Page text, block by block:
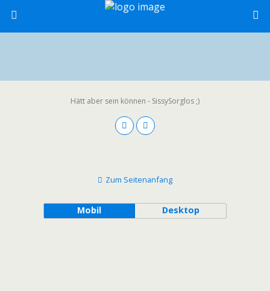
Hätt aber sein können - SissySorglos ;)
Zum Seitenanfang
Mobil Desktop